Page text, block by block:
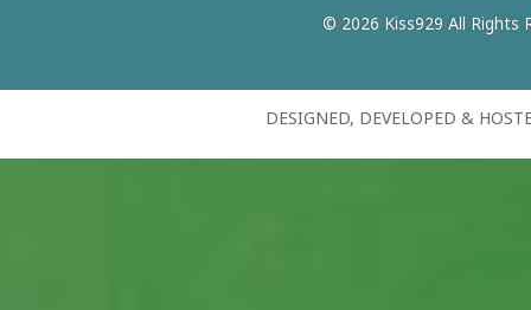
© 2026 Kiss929 All Rights
DESIGNED, DEVELOPED &